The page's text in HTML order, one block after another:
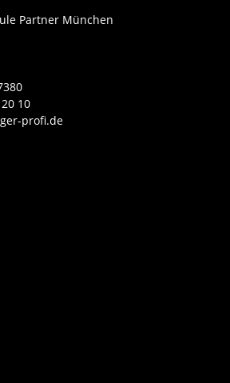
Partner München
10
profi.de